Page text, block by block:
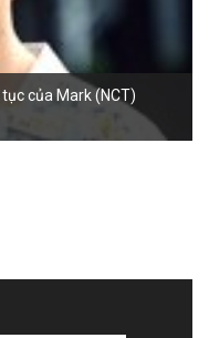
của Mark (NCT)